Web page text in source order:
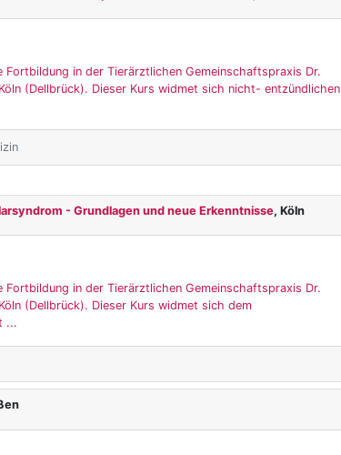
in der Tierärztlichen Gemeinschaftspraxis Dr.
(Dellbrück). Dieser Kurs widmet sich nicht- entzündlichen
- Grundlagen und neue Erkenntnisse, Köln
in der Tierärztlichen Gemeinschaftspraxis Dr.
(Dellbrück). Dieser Kurs widmet sich dem
...